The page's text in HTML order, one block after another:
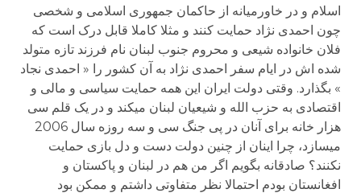
اسلام و در خاورمیانه از حاکمان جمهوری اسلامی و شخصی
چون احمدی نژاد حمایت کنند و مثلا کاملا قابل درک است که
فلان خانواده شیعی و محروم جنوب لبنان نام فرزند تازه متولد
شده اش در ایام سفر احمدی نژاد به آن کشور را « احمدی نجاد
» بگذارد. وقتی دولت ایران این همه حمایت سیاسی و مالی و
اقتصادی به حزب الله و شیعیان لبنان می­کند و در یک قلم سی
می­سازد، چرا اینان از چنین دولت دست و دل بازی حمایت
نکنند؟ صادقانه بگویم اگر من هم در لبنان و پاکستان و
افغانستان بودم احتمالا نظر متفاوتی داشتم و ممکن بود